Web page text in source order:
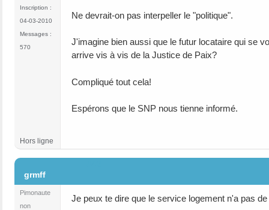
Inscription :
04-03-2010
Messages :
570
Ne devrait-on pas interpeller le "politique".
J'imagine bien aussi que le futur locataire qui se
arrive vis à vis de la Justice de Paix?
Compliqué tout cela!
Espérons que le SNP nous tienne informé.
Hors ligne
grmff
Pimonaute
non
Je peux te dire que le service logement n'a pas